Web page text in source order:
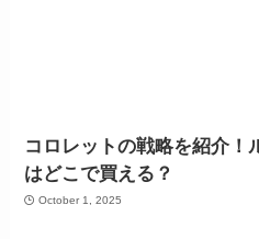
コロレットの戦略を紹介！
はどこで買える？
October 1, 2025